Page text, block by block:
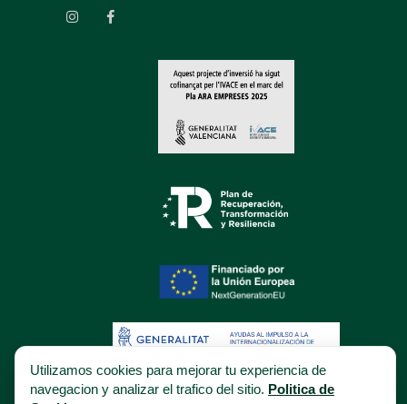
Utilizamos cookies para mejorar tu experiencia de
navegacion y analizar el trafico del sitio. Politica de